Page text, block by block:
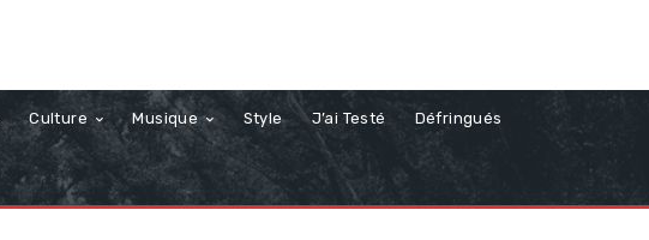
Culture Musique Style J’ai Testé Défringués